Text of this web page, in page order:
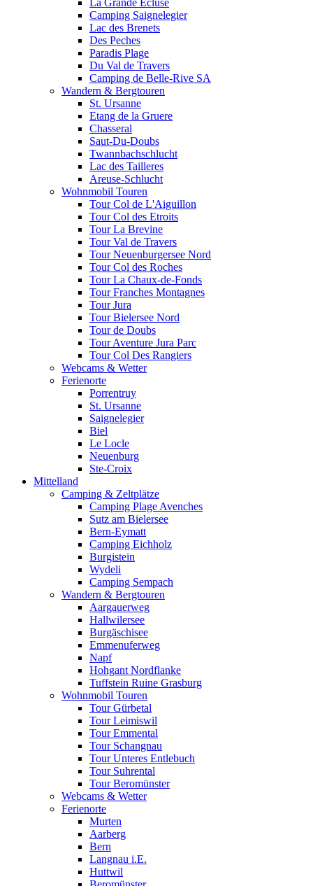
La Grande Ecluse
Camping Saignelegier
Lac des Brenets
Des Peches
Paradis Plage
Du Val de Travers
Camping de Belle-Rive SA
Wandern & Bergtouren
St. Ursanne
Etang de la Gruere
Chasseral
Saut-Du-Doubs
Twannbachschlucht
Lac des Tailleres
Areuse-Schlucht
Wohnmobil Touren
Tour Col de L'Aiguillon
Tour Col des Etroits
Tour La Brevine
Tour Val de Travers
Tour Neuenburgersee Nord
Tour Col des Roches
Tour La Chaux-de-Fonds
Tour Franches Montagnes
Tour Jura
Tour Bielersee Nord
Tour de Doubs
Tour Aventure Jura Parc
Tour Col Des Rangiers
Webcams & Wetter
Ferienorte
Porrentruy
St. Ursanne
Saignelegier
Biel
Le Locle
Neuenburg
Ste-Croix
Mittelland
Camping & Zeltplätze
Camping Plage Avenches
Sutz am Bielersee
Bern-Eymatt
Camping Eichholz
Burgistein
Wydeli
Camping Sempach
Wandern & Bergtouren
Aargauerweg
Hallwilersee
Burgäschisee
Emmenuferweg
Napf
Hohgant Nordflanke
Tuffstein Ruine Grasburg
Wohnmobil Touren
Tour Gürbetal
Tour Leimiswil
Tour Emmental
Tour Schangnau
Tour Unteres Entlebuch
Tour Suhrental
Tour Beromünster
Webcams & Wetter
Ferienorte
Murten
Aarberg
Bern
Langnau i.E.
Huttwil